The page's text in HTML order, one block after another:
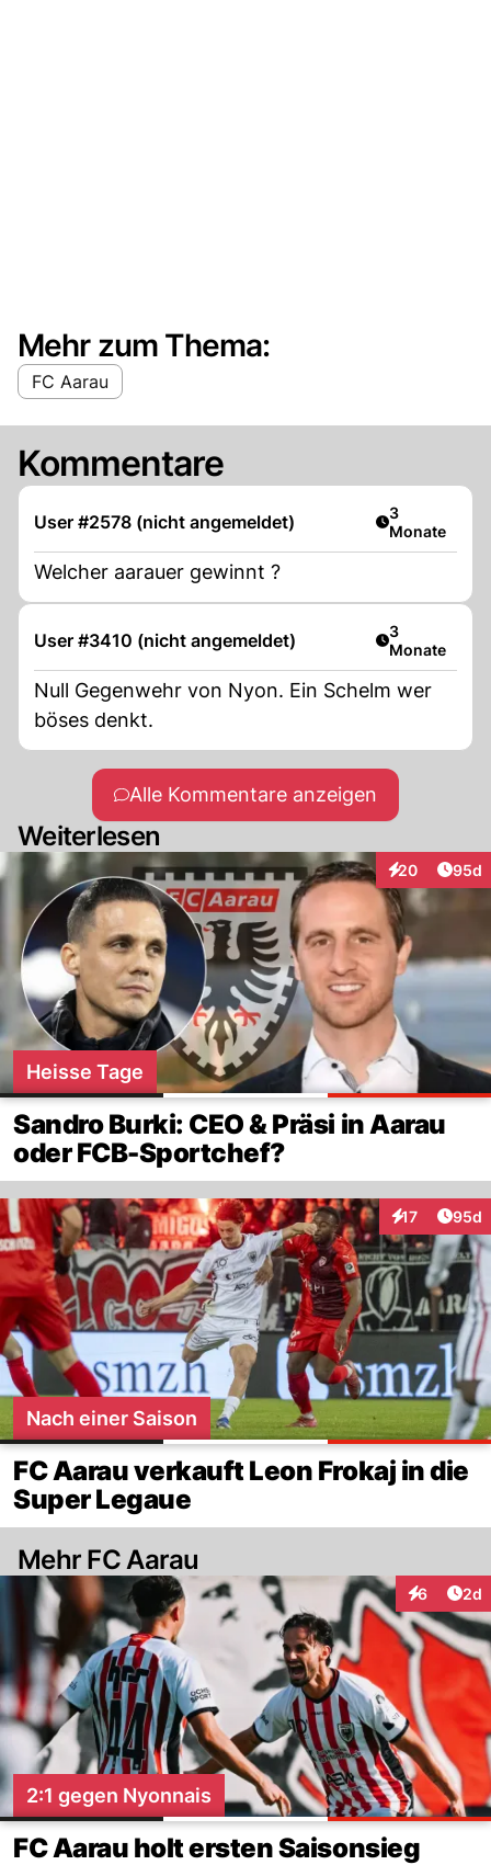
Mehr zum Thema:
FC Aarau
Kommentare
User #2578 (nicht angemeldet) Artikel
3
Monate
Welcher aarauer gewinnt ?
User #3410 (nicht angemeldet) Artikel
3
Monate
Null Gegenwehr von Nyon. Ein Schelm wer
böses denkt.
Alle Kommentare anzeigen
Weiterlesen
20
Interaktionen
95d
Heisse Tage
Sandro Burki: CEO & Präsi in Aarau
oder FCB-Sportchef?
17
Interaktionen
95d
Nach einer Saison
FC Aarau verkauft Leon Frokaj in die
Super Legaue
Mehr FC Aarau
6 2d
2:1 gegen Nyonnais
FC Aarau holt ersten Saisonsieg